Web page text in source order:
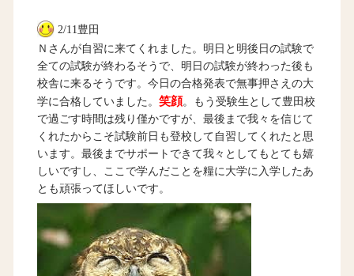
2/11豊田
Ｎさんが自習に来てくれました。明日と明後日の試験で
全ての試験が終わるそうで、明日の試験が終わった後も
校舎に来るそうです。今日の合格発表で無事押さえの大
学に合格していました。 笑顔。もう受験生として豊田校
で過ごす時間は残り僅かですが、最後まで我々を信じて
くれたからこそ試験前日も登校して自習してくれたと思
います。最後までサポートできて我々としてもとても嬉
しいですし、ここで学んだことを糧に大学に入学したあ
とも頑張ってほしいです。